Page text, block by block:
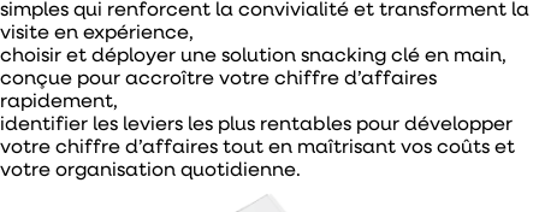
simples qui renforcent la convivialité et transforment la
visite en expérience,
choisir et déployer une solution snacking clé en main,
conçue pour accroître votre chiffre d’affaires
rapidement,
identifier les leviers les plus rentables pour développer
votre chiffre d’affaires tout en maîtrisant vos coûts et
votre organisation quotidienne.